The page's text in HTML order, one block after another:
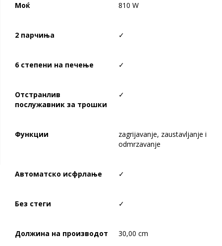
Моќ 810 W
2 парчиња ✓
6 степени на печење ✓
Отстранлив
послужавник за трошки
✓
Функции
zagrijavanje, zaustavljanje i
odmrzavanje
Автоматско исфрлање ✓
Без стеги ✓
Должина на производот 30,00 cm